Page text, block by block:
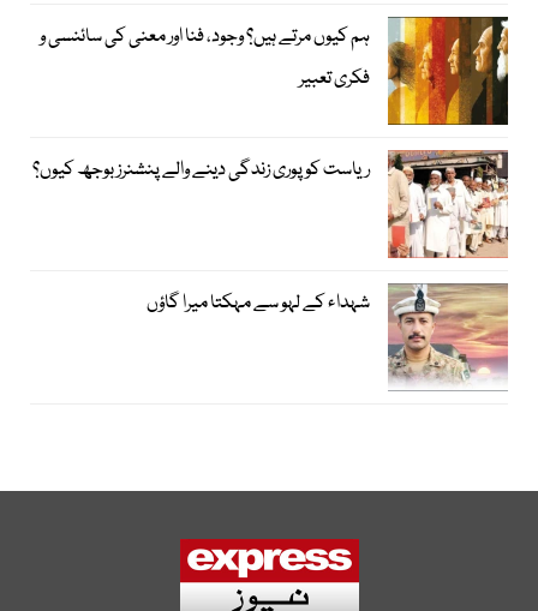
ہم کیوں مرتے ہیں؟ وجود، فنا اور معنی کی سائنسی و
فکری تعبیر
ریاست کو پوری زندگی دینے والے پنشنرز بوجھ کیوں؟
شہداء کے لہو سے مہکتا میرا گاؤں